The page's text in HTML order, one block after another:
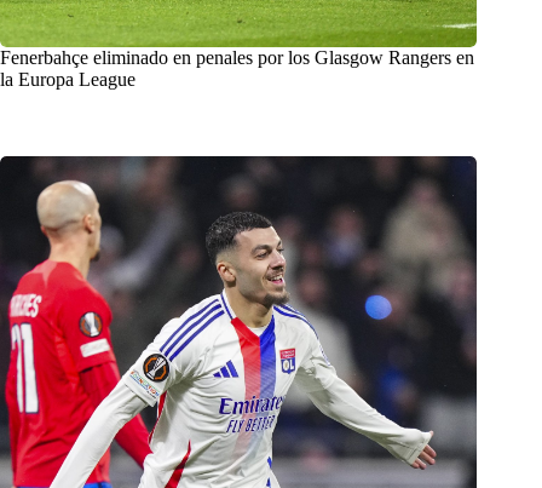
Fenerbahçe eliminado en penales por los Glasgow Rangers en
la Europa League